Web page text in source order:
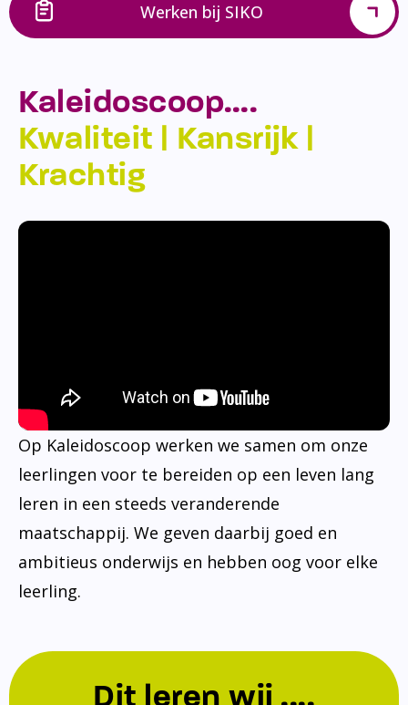
Werken bij SIKO
Kaleidoscoop….
Kwaliteit | Kansrijk |
Krachtig
Op Kaleidoscoop werken we samen om onze
leerlingen voor te bereiden op een leven lang
leren in een steeds veranderende
maatschappij. We geven daarbij goed en
ambitieus onderwijs en hebben oog voor elke
leerling.
Dit leren wij ....